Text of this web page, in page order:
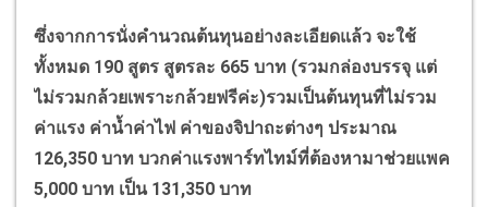
ซึ่งจากการนั่งคำนวณต้นทุนอย่างละเอียดแล้ว จะใช้
ทั้งหมด 190 สูตร สูตรละ 665 บาท (รวมกล่องบรรจุ แต่
ไม่รวมกล้วยเพราะกล้วยฟรีค่ะ)รวมเป็นต้นทุนที่ไม่รวม
ค่าแรง ค่าน้ำค่าไฟ ค่าของจิปาถะต่างๆ ประมาณ
126,350 บาท บวกค่าแรงพาร์ทไทม์ที่ต้องหามาช่วยแพค
5,000 บาท เป็น 131,350 บาท